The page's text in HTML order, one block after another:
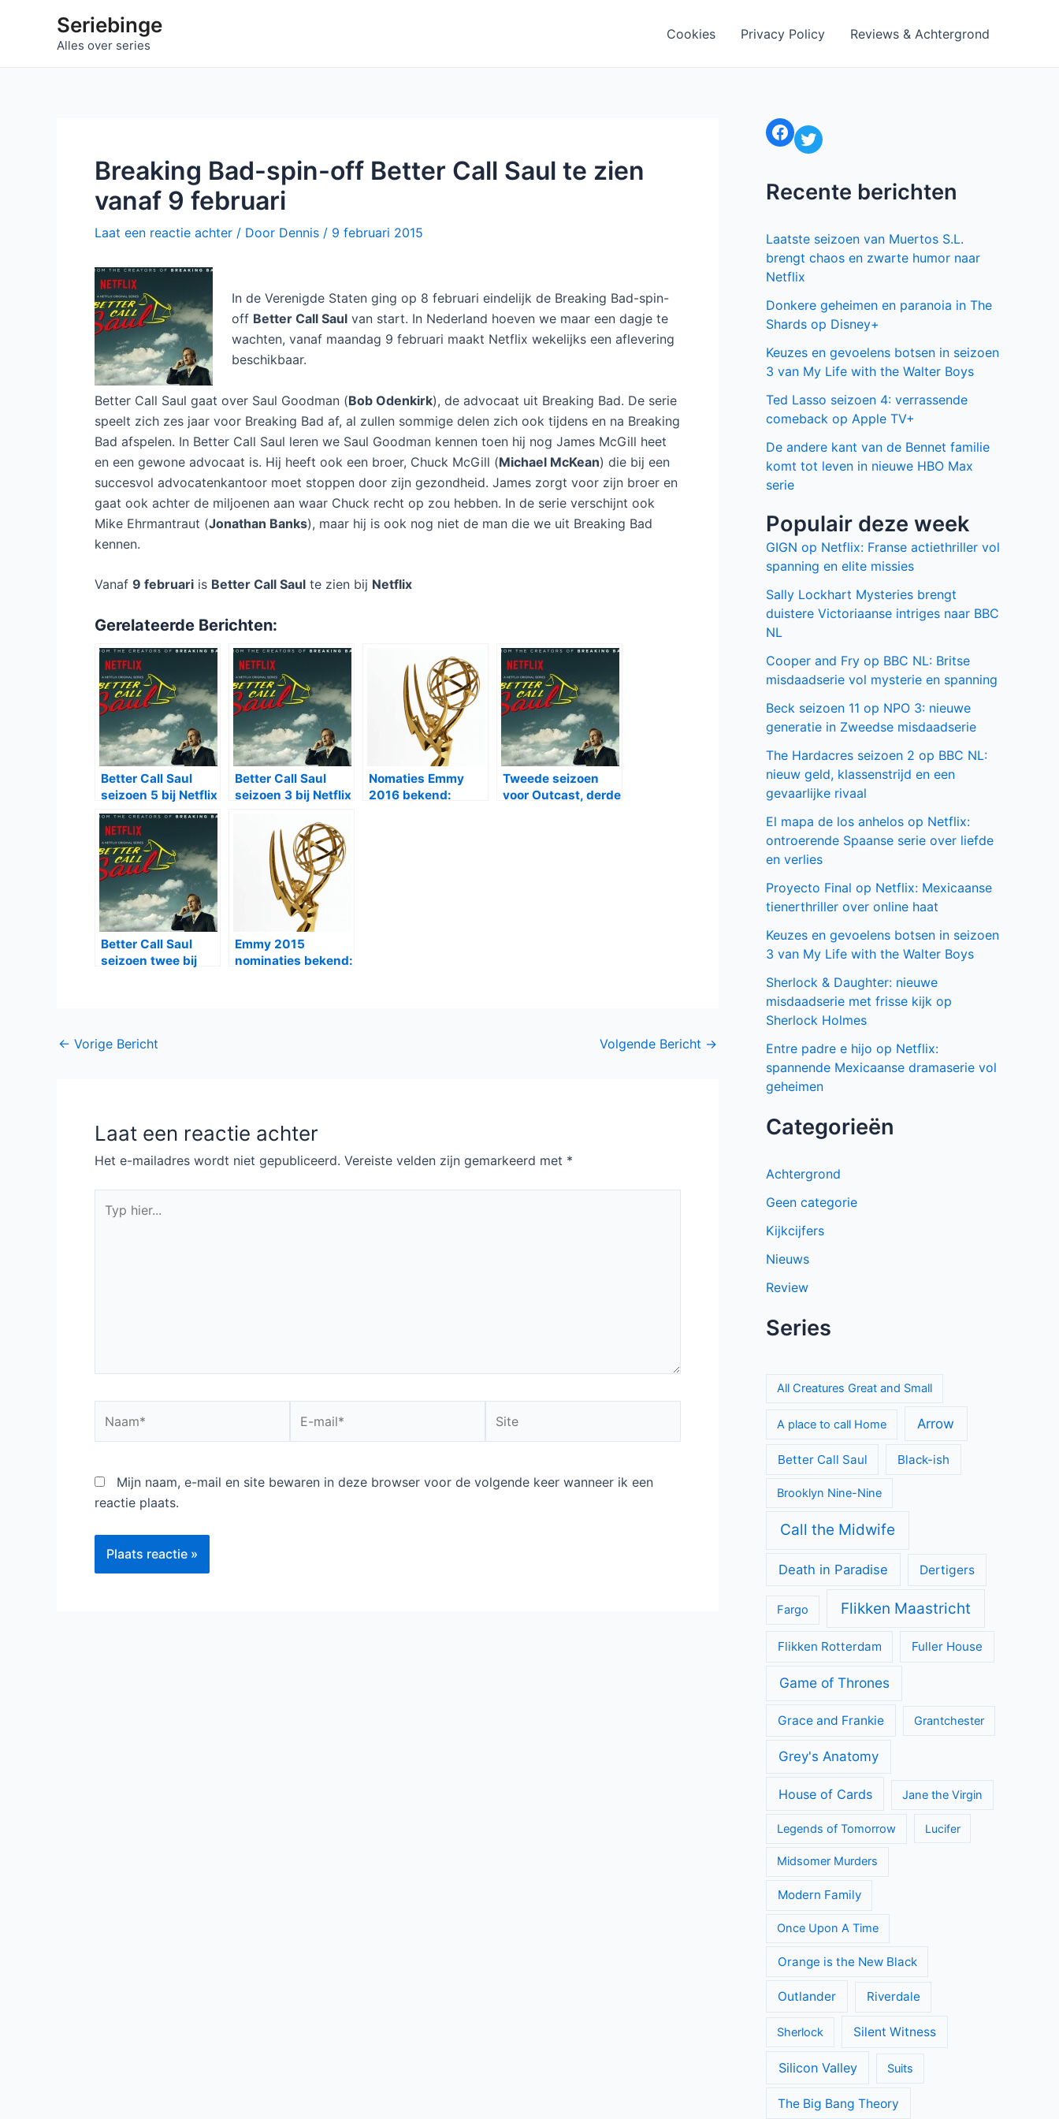
Seriebinge
Alles over series
Cookies Privacy Policy Reviews & Achtergrond
Breaking Bad-spin-off Better Call Saul te zien
vanaf 9 februari
Laat een reactie achter / Door Dennis / 9 februari 2015
In de Verenigde Staten ging op 8 februari eindelijk de Breaking Bad-spin-
off Better Call Saul van start. In Nederland hoeven we maar een dagje te
wachten, vanaf maandag 9 februari maakt Netflix wekelijks een aflevering
beschikbaar.
Better Call Saul gaat over Saul Goodman (Bob Odenkirk), de advocaat uit Breaking Bad. De serie
speelt zich zes jaar voor Breaking Bad af, al zullen sommige delen zich ook tijdens en na Breaking
Bad afspelen. In Better Call Saul leren we Saul Goodman kennen toen hij nog James McGill heet
en een gewone advocaat is. Hij heeft ook een broer, Chuck McGill (Michael McKean) die bij een
succesvol advocatenkantoor moet stoppen door zijn gezondheid. James zorgt voor zijn broer en
gaat ook achter de miljoenen aan waar Chuck recht op zou hebben. In de serie verschijnt ook
Mike Ehrmantraut (Jonathan Banks), maar hij is ook nog niet de man die we uit Breaking Bad
kennen.
Vanaf 9 februari is Better Call Saul te zien bij Netflix
Gerelateerde Berichten:
Better Call Saul
seizoen 5 bij Netflix
Better Call Saul
seizoen 3 bij Netflix
Nomaties Emmy
2016 bekend:
Tweede seizoen
voor Outcast, derde
Better Call Saul
seizoen twee bij
Emmy 2015
nominaties bekend:
Bericht
← Vorige Bericht Volgende Bericht →
Laat een reactie achter
Het e-mailadres wordt niet gepubliceerd. Vereiste velden zijn gemarkeerd met *
hier...
mail*
Mijn naam, e-mail en site bewaren in deze browser voor de volgende keer wanneer ik een
reactie plaats.
Facebook Twitter
Recente berichten
Laatste seizoen van Muertos S.L.
brengt chaos en zwarte humor naar
Netflix
Donkere geheimen en paranoia in The
Shards op Disney+
Keuzes en gevoelens botsen in seizoen
3 van My Life with the Walter Boys
Ted Lasso seizoen 4: verrassende
comeback op Apple TV+
De andere kant van de Bennet familie
komt tot leven in nieuwe HBO Max
serie
Populair deze week
GIGN op Netflix: Franse actiethriller vol
spanning en elite missies
Sally Lockhart Mysteries brengt
duistere Victoriaanse intriges naar BBC
NL
Cooper and Fry op BBC NL: Britse
misdaadserie vol mysterie en spanning
Beck seizoen 11 op NPO 3: nieuwe
generatie in Zweedse misdaadserie
The Hardacres seizoen 2 op BBC NL:
nieuw geld, klassenstrijd en een
gevaarlijke rivaal
El mapa de los anhelos op Netflix:
ontroerende Spaanse serie over liefde
en verlies
Proyecto Final op Netflix: Mexicaanse
tienerthriller over online haat
Keuzes en gevoelens botsen in seizoen
3 van My Life with the Walter Boys
Sherlock & Daughter: nieuwe
misdaadserie met frisse kijk op
Sherlock Holmes
Entre padre e hijo op Netflix:
spannende Mexicaanse dramaserie vol
geheimen
Categorieën
Achtergrond
Geen categorie
Kijkcijfers
Nieuws
Review
Series
All Creatures Great and Small
A place to call Home Arrow
Better Call Saul Black-ish
Brooklyn Nine-Nine
Call the Midwife
Death in Paradise Dertigers
Fargo Flikken Maastricht
Flikken Rotterdam Fuller House
Game of Thrones
Grace and Frankie Grantchester
Grey's Anatomy
House of Cards Jane the Virgin
Legends of Tomorrow Lucifer
Midsomer Murders
Modern Family
Once Upon A Time
Orange is the New Black
Outlander Riverdale
Sherlock Silent Witness
Silicon Valley Suits
The Big Bang Theory